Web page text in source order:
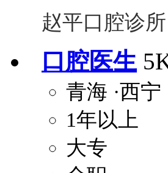
赵平口腔诊所
口腔医生
青海 ·西宁
1年以上
大专